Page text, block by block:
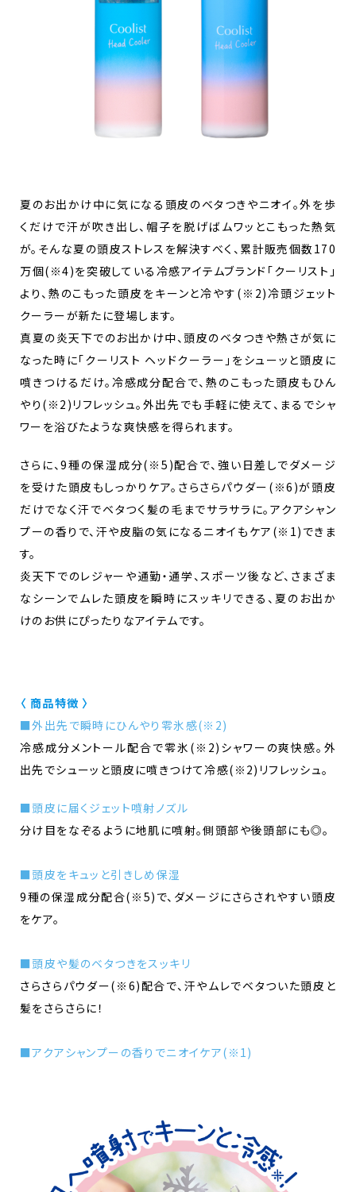
夏のお出かけ中に気になる頭皮のベタつきやニオイ。外を歩
くだけで汗が吹き出し、帽子を脱げばムワッとこもった熱気
が。そんな夏の頭皮ストレスを解決すべく、累計販売個数170
万個(※4)を突破している冷感アイテムブランド「クーリスト」
より、熱のこもった頭皮をキーンと冷やす(※2)冷頭ジェット
クーラーが新たに登場します。
真夏の炎天下でのお出かけ中、頭皮のベタつきや熱さが気に
なった時に「クーリスト ヘッドクーラー」をシューッと頭皮に
噴きつけるだけ。冷感成分配合で、熱のこもった頭皮もひん
やり(※2)リフレッシュ。外出先でも手軽に使えて、まるでシャ
ワーを浴びたような爽快感を得られます。
さらに、9種の保湿成分(※5)配合で、強い日差しでダメージ
を受けた頭皮もしっかりケア。さらさらパウダー(※6)が頭皮
だけでなく汗でベタつく髪の毛までサラサラに。アクアシャン
プーの香りで、汗や皮脂の気になるニオイもケア(※1)できま
す。
炎天下でのレジャーや通勤・通学、スポーツ後など、さまざま
なシーンでムレた頭皮を瞬時にスッキリできる、夏のお出か
けのお供にぴったりなアイテムです。
〈 商品特徴 〉
■外出先で瞬時にひんやり零氷感(※2)
冷感成分メントール配合で零氷(※2)シャワーの爽快感。​外
出先でシューッと頭皮に噴きつけて冷感(※2)リフレッシュ。
■頭皮に届くジェット噴射ノズル​
分け目をなぞるように地肌に噴射。側頭部や後頭部にも◎。
■頭皮をキュッと引きしめ保湿
9種の保湿成分配合(※5)で、ダメージにさらされやすい頭皮
をケア。​​
■頭皮や髪のベタつきをスッキリ
さらさらパウダー(※6)配合で、汗やムレでベタついた頭皮と
髪をさらさらに！​
■アクアシャンプーの香りでニオイケア(※1)​​